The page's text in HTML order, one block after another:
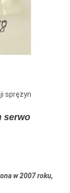
sprężyn
serwo
w 2007 roku,